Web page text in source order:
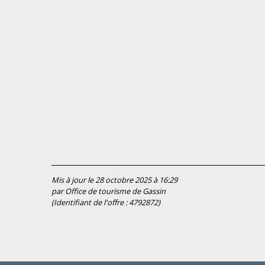
Mis à jour le 28 octobre 2025 à 16:29
par Office de tourisme de Gassin
(Identifiant de l'offre :4792872)